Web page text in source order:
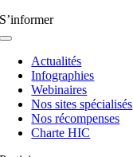
S’informer
Navigation
basculeActualités
Infographies
Webinaires
Nos sites spécialisés
Nos récompenses
Charte HIC